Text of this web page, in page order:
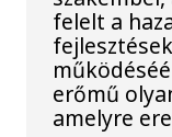
felelt a
erőmű
amelyre